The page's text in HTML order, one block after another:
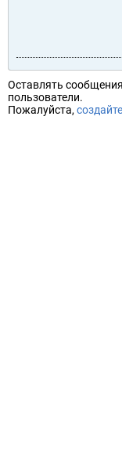
Оставлять
пользователи.
Пожалуйста,